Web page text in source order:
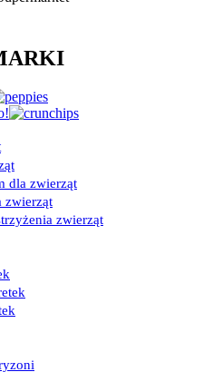
dla zwierząt
zwierząt
zwierząt